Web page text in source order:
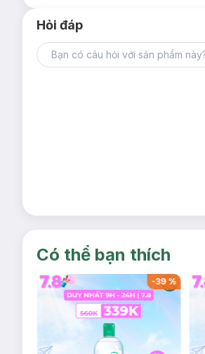
Hỏi đáp
Có thể bạn thích
-39%